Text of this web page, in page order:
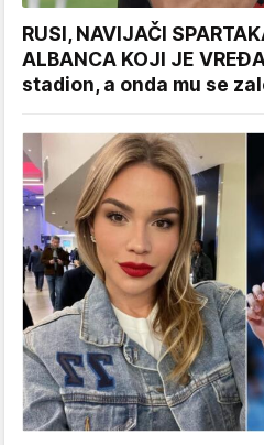
RUSI, NAVIJAČI
ALBANCA KOJI JE
stadion, a onda mu se